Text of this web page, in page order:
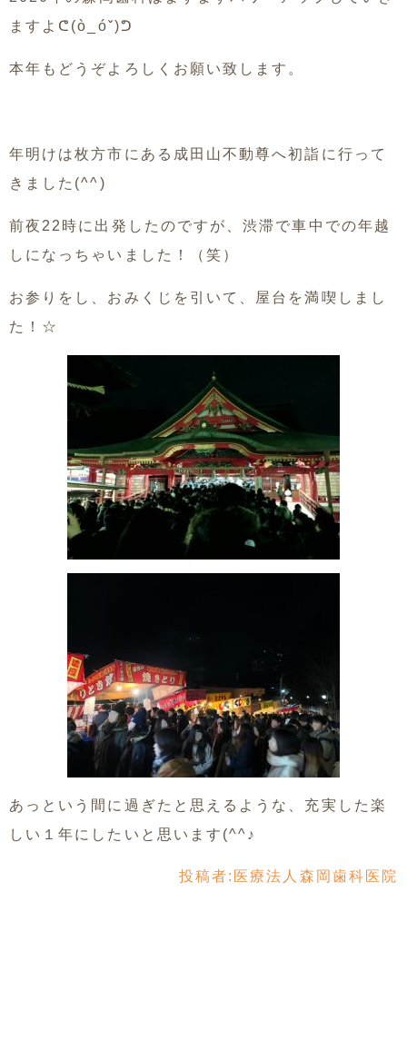
ますよᕦ(ò_óˇ)ᕤ
本年もどうぞよろしくお願い致します。
年明けは枚方市にある成田山不動尊へ初詣に行って
きました(^^)
前夜22時に出発したのですが、渋滞で車中での年越
しになっちゃいました！（笑）
お参りをし、おみくじを引いて、屋台を満喫しまし
た！☆
あっという間に過ぎたと思えるような、充実した楽
しい１年にしたいと思います(^^♪
投稿者: 医療法人森岡歯科医院